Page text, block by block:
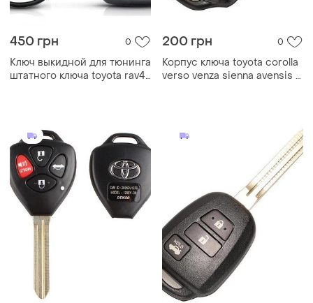
450 грн 0
Ключ выкидной для тюнинга
штатного ключа toyota rav4
200 грн 0
Корпус ключа toyota corolla
verso venza sienna avensis 4